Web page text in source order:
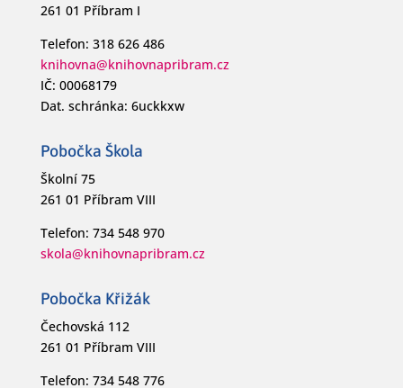
261 01 Příbram I
Telefon: 318 626 486
knihovna@knihovnapribram.cz
IČ: 00068179
Dat. schránka: 6uckkxw
Pobočka Škola
Školní 75
261 01 Příbram VIII
Telefon: 734 548 970
skola@knihovnapribram.cz
Pobočka Křižák
Čechovská 112
261 01 Příbram VIII
Telefon: 734 548 776